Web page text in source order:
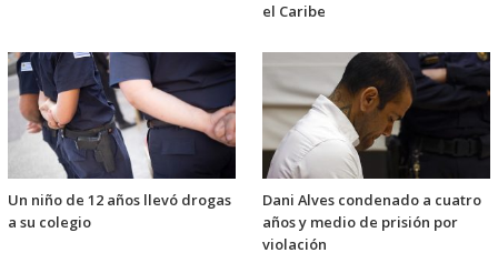
el Caribe
Un niño de 12 años llevó drogas
a su colegio
Dani Alves condenado a cuatro
años y medio de prisión por
violación